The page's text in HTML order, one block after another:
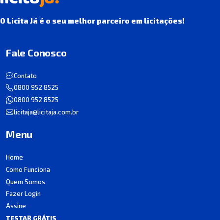
O Licita Já é o seu melhor parceiro em licitações!
Fale Conosco
Contato
0800 952 8525
0800 952 8525
licitaja@licitaja.com.br
Menu
Home
Como Funciona
Quem Somos
Fazer Login
Assine
TESTAR GRÁTIS